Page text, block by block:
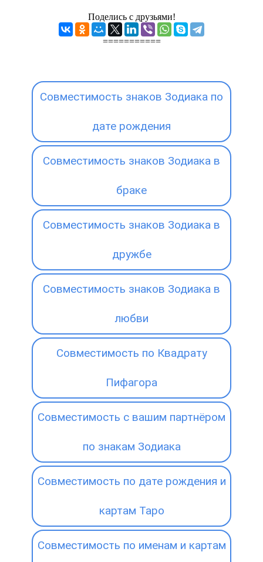
Поделись с друзьями!
===========
Совместимость знаков Зодиака по
дате рождения
Совместимость знаков Зодиака в
браке
Совместимость знаков Зодиака в
дружбе
Совместимость знаков Зодиака в
любви
Совместимость по Квадрату
Пифагора
Совместимость с вашим партнёром
по знакам Зодиака
Совместимость по дате рождения и
картам Таро
Совместимость по именам и картам